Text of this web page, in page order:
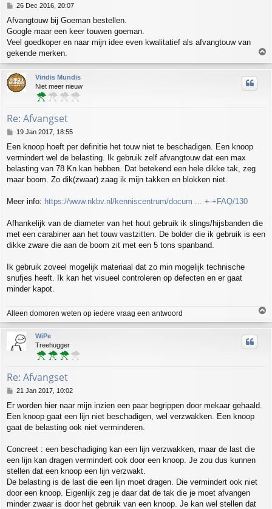
P
s
t
26 Dec 2016, 20:07
Afvangtouw bij Goeman bestellen.
Google maar een keer touwen goeman.
Veel goedkoper en naar mijn idee even kwalitatief als afvangtouw van
gekende merken.
o
p
Viridis Mundis
Niet meer nieuw
Re: Afvangset
P
s
t
19 Jan 2017, 18:55
Een knoop hoeft per definitie het touw niet te beschadigen. Een knoop
vermindert wel de belasting. Ik gebruik zelf afvangtouw dat een max
belasting van 78 Kn kan hebben. Dat betekend een hele dikke tak, zeg
maar boom. Zo dik(zwaar) zaag ik mijn takken en blokken niet.
Meer info: https://www.nkbv.nl/kenniscentrum/docum ... +-+FAQ/130
Afhankelijk van de diameter van het hout gebruik ik slings/hijsbanden die
met een carabiner aan het touw vastzitten. De bolder die ik gebruik is een
dikke zware die aan de boom zit met een 5 tons spanband.
Ik gebruik zoveel mogelijk materiaal dat zo min mogelijk technische
snufjes heeft. Ik kan het visueel controleren op defecten en er gaat
minder kapot.
Alleen domoren weten op iedere vraag een antwoord
o
p
WiPe
Treehugger
Re: Afvangset
P
s
t
21 Jan 2017, 10:02
Er worden hier naar mijn inzien een paar begrippen door mekaar gehaald.
Een knoop gaat een lijn niet beschadigen, wel verzwakken. Een knoop
gaat de belasting ook niet verminderen.
Concreet : een beschadiging kan een lijn verzwakken, maar de last die
een lijn kan dragen vermindert ook door een knoop. Je zou dus kunnen
stellen dat een knoop een lijn verzwakt.
De belasting is de last die een lijn moet dragen. Die vermindert ook niet
door een knoop. Eigenlijk zeg je daar dat de tak die je moet afvangen
minder zwaar is door het gebruik van een knoop. Je kan wel stellen dat